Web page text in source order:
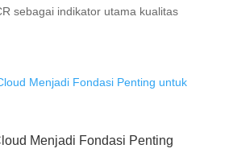
sebagai indikator utama kualitas
Menjadi Fondasi Penting